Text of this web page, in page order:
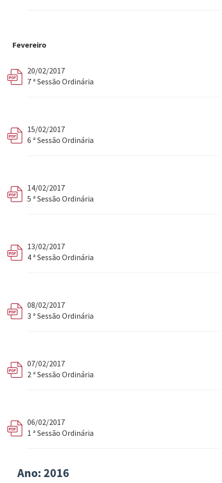
Fevereiro
20/02/2017
7 ª Sessão Ordinária
15/02/2017
6 ª Sessão Ordinária
14/02/2017
5 ª Sessão Ordinária
13/02/2017
4 ª Sessão Ordinária
08/02/2017
3 ª Sessão Ordinária
07/02/2017
2 ª Sessão Ordinária
06/02/2017
1 ª Sessão Ordinária
Ano: 2016